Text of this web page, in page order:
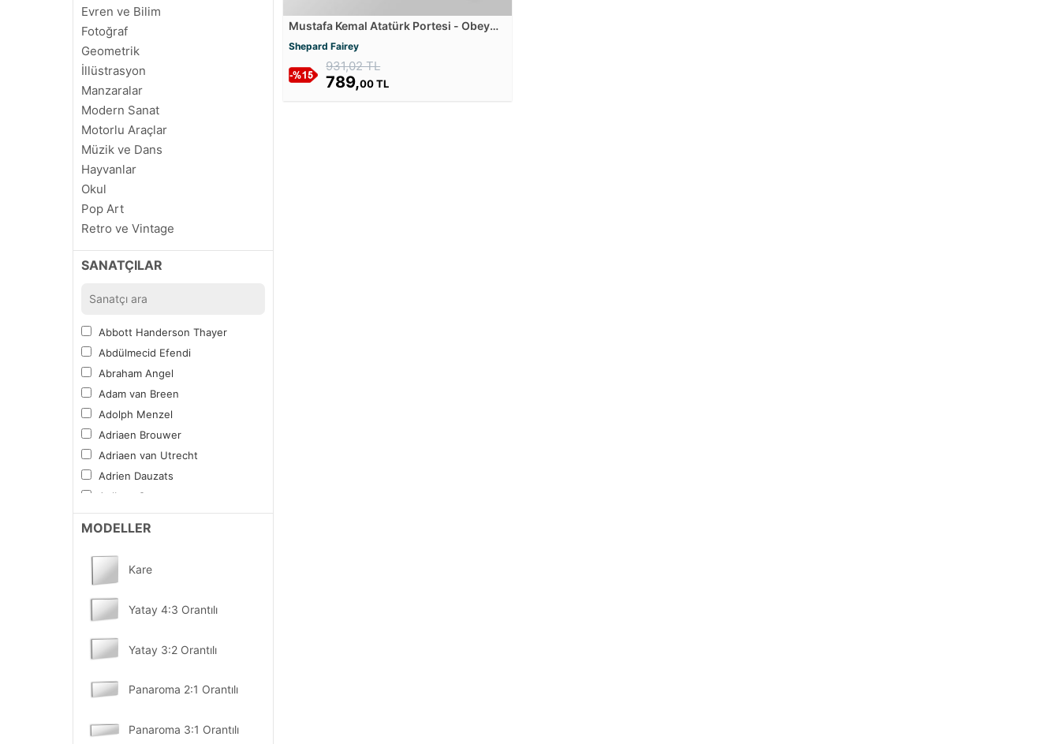
Evren ve Bilim
Fotoğraf
Geometrik
İllüstrasyon
Manzaralar
Modern Sanat
Motorlu Araçlar
Müzik ve Dans
Hayvanlar
Okul
Pop Art
Retro ve Vintage
Soyut
Sinema ve Ünlüler
Şehirler
Spor
Tipografi
Yiyecek ve İçecek
Vitray Desen
Mandala Boyama Tablosu
Diğer Sıradışı
Kampanyalı Tablolar
Sektörel ve Mesleki
Fırsat Ürünler
YENİ
SANATÇILAR
Abbott Handerson Thayer
Abdülmecid Efendi
Abraham Angel
Adam van Breen
Adolph Menzel
Adriaen Brouwer
Adriaen van Utrecht
Adrien Dauzats
Aelbert Cuyp
Aert van der Neer
Albert Bloch
Alberto Pasini
Albrecht Altdorfer
Alexander Calder
Alexander Nasmyth
Alexandre Cabanel
Alexandre de Riquer
Alexandru Ciucurencu
MODELLER
Kare
Yatay 4:3 Orantılı
Yatay 3:2 Orantılı
Panaroma 2:1 Orantılı
Panaroma 3:1 Orantılı
Mustafa Kemal Atatürk Portesi - Obey
Kanvas Tablosu
Shepard Fairey
931,02 TL
789,00 TL